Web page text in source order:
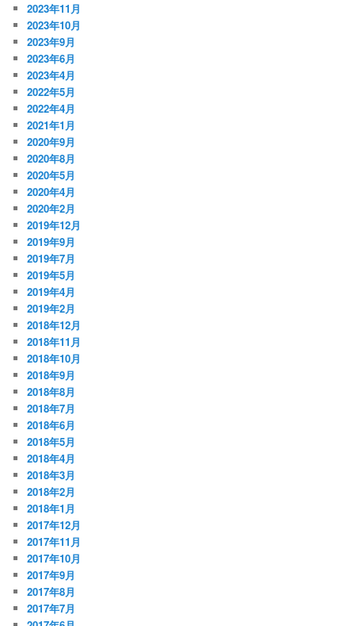
2023年11月
2023年10月
2023年9月
2023年6月
2023年4月
2022年5月
2022年4月
2021年1月
2020年9月
2020年8月
2020年5月
2020年4月
2020年2月
2019年12月
2019年9月
2019年7月
2019年5月
2019年4月
2019年2月
2018年12月
2018年11月
2018年10月
2018年9月
2018年8月
2018年7月
2018年6月
2018年5月
2018年4月
2018年3月
2018年2月
2018年1月
2017年12月
2017年11月
2017年10月
2017年9月
2017年8月
2017年7月